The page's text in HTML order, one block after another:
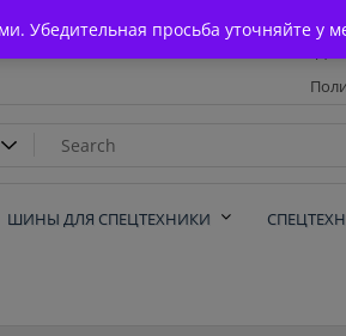
Убедительная просьба уточняйте у
ШИНЫ ДЛЯ СПЕЦТЕХНИКИ